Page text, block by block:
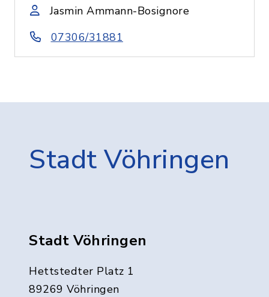
Jasmin Ammann-Bosignore
07306/31881
Stadt Vöhringen
Stadt Vöhringen
Hettstedter Platz 1
89269 Vöhringen